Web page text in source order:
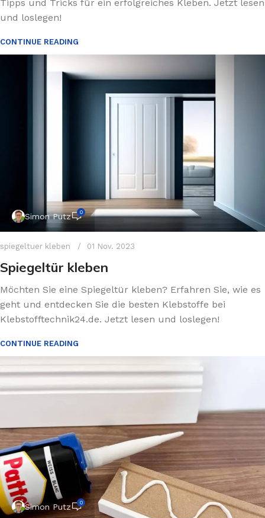
Tipps und Tricks für ein erfolgreiches Kleben. Jetzt lesen
und loslegen!
CONTINUE READING
Simon Putz 0
spiegeltuer kleben 01 Nov. 2023
Spiegeltür kleben
Möchten Sie eine Spiegeltür kleben? Erfahren Sie, wie es
geht und entdecken Sie die besten Klebstoffe bei
Klebstofftechnik24.de. Jetzt lesen und loslegen!
CONTINUE READING
Simon Putz 0